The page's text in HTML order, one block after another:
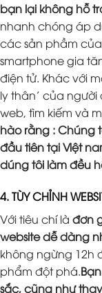
bạn lại không hỗ
nhanh chóng áp
các sản phầm
smartphone gia
điện tử. Khác với
ly thân’ của
web, tìm kiếm và
hào rằng : Chúng
đầu tiên tại Việt
dúng tôi làm đều
4. TÙY CHỈNH
Với tiêu chí là đơn
website dễ dàng
không ngừng 12h
phẩm đột phá.
sắc, cũng như